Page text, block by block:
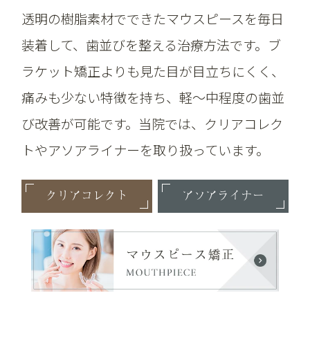
透明の樹脂素材でできたマウスピースを毎日
装着して、歯並びを整える治療方法です。ブ
ラケット矯正よりも見た目が目立ちにくく、
痛みも少ない特徴を持ち、軽～中程度の歯並
び改善が可能です。当院では、クリアコレク
トやアソアライナーを取り扱っています。
クリアコレクト アソアライナー